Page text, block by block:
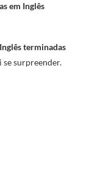
em Inglês
terminadas
se surpreender.